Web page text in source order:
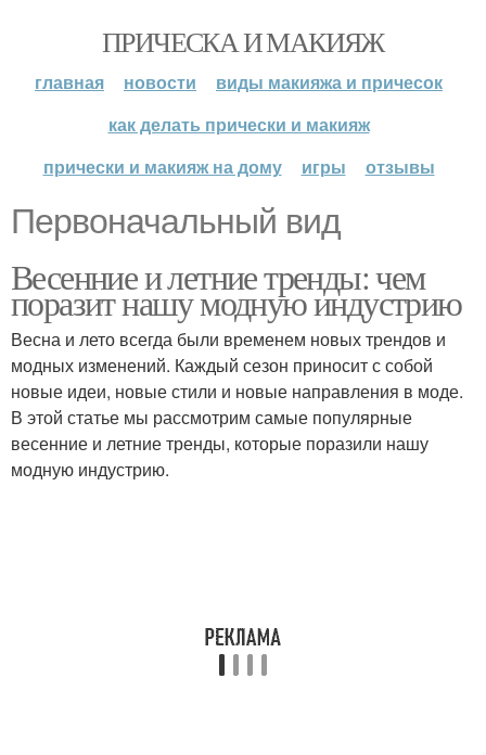
ПРИЧЕСКА И МАКИЯЖ
главная новости
виды макияжа и причесок
как делать прически и макияж
прически и макияж на дому
игры отзывы
Первоначальный вид
Весенние и летние тренды: чем
поразит нашу модную индустрию
Весна и лето всегда были временем новых трендов и
модных изменений. Каждый сезон приносит с собой
новые идеи, новые стили и новые направления в моде.
В этой статье мы рассмотрим самые популярные
весенние и летние тренды, которые поразили нашу
модную индустрию.